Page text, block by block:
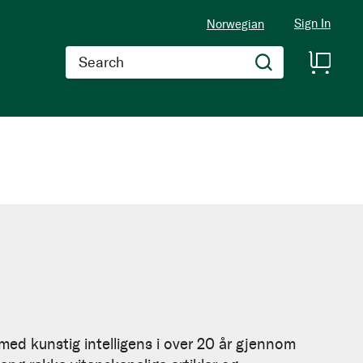
Norwegian Sign In
Search
kunstig intelligens i over 20 år gjennom